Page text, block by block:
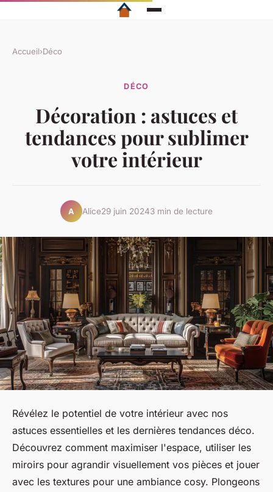
Accueil›Déco
DÉCO
Décoration : astuces et
tendances pour sublimer
votre intérieur
A Alice29 juin 20243 min de lecture
Révélez le potentiel de votre intérieur avec nos
astuces essentielles et les dernières tendances déco.
Découvrez comment maximiser l'espace, utiliser les
miroirs pour agrandir visuellement vos pièces et jouer
avec les textures pour une ambiance cosy. Plongeons